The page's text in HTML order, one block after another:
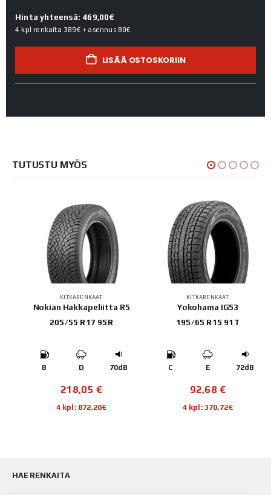
Hinta yhteensä: 469,00€
4 kpl renkaita 389€+ asennus80€
LISÄÄ OSTOSKORIIN
TUTUSTU MYÖS
KITKARENKAAT
Nokian Hakkapeliitta R5
205/55 R17 95R
B D 70dB
218,05€
4 kpl: 872,20€
KITKARENKAAT
Yokohama IG53
195/65 R15 91T
C E 72dB
92,68 €
4 kpl: 370,72€
HAE RENKAITA